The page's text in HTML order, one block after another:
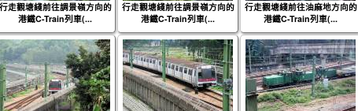
行走觀塘綫前往調景嶺方向的
港鐵C-Train列車(...
行走觀塘綫前往調景嶺方向的
港鐵C-Train列車(...
行走觀塘綫前往油麻地方向的
港鐵C-Train列車(...